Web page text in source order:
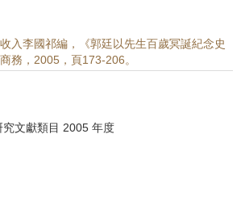
入李國祁編，《郭廷以先生百歲冥誕紀念史
務，2005，頁173-206。
究文獻類目 2005 年度